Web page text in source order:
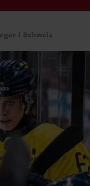
i Schweiz